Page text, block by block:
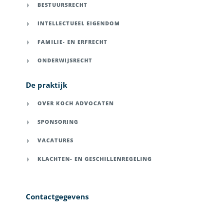
BESTUURSRECHT
INTELLECTUEEL EIGENDOM
FAMILIE- EN ERFRECHT
ONDERWIJSRECHT
De praktijk
OVER KOCH ADVOCATEN
SPONSORING
VACATURES
KLACHTEN- EN GESCHILLENREGELING
Contactgegevens